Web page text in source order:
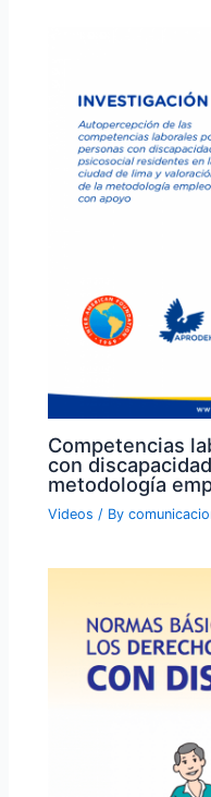
Competencias
con
metodología
Videos / By